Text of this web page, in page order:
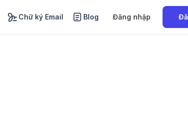
Chữ ký Email Blog Đăng nhập